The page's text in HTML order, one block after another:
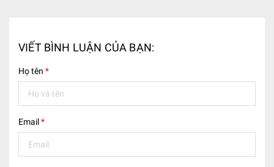
VIẾT BÌNH LUẬN CỦA BẠN:
Họ tên *
Email*